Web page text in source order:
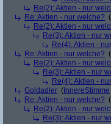
Re(2): Aktien - nur
Re: Aktien - nur welche? (
Re(2): Aktien - nur
Re(3): Aktien - nur
Re(4): Aktien -
Re: Aktien - nur welche? (
Re(2): Aktien - nur
Re(3): Aktien - nur
Re(4): Aktien -
Goldadler ( InnereStimme
Re: Aktien - nur welche? (
Re(2): Aktien - nur
Re(3): Aktien - nur